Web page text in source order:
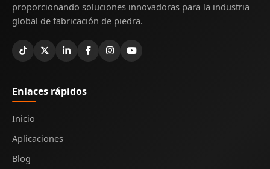
proporcionando soluciones innovadoras para la industria
global de fabricación de piedra.
Enlaces rápidos
Inicio
Aplicaciones
Blog